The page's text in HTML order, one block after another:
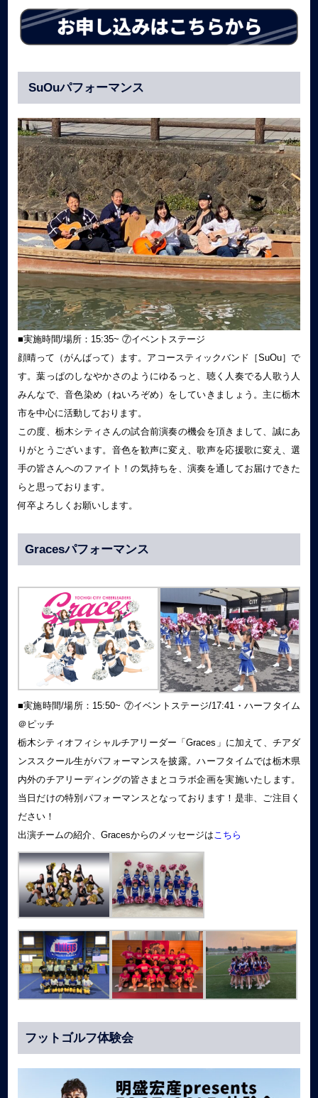
SuOuパフォーマンス
■実施時間/場所：15:35~ ⑦イベントステージ
顔晴って（がんばって）ます。アコースティックバンド［SuOu］で
す。葉っぱのしなやかさのようにゆるっと、聴く人奏でる人歌う人
みんなで、音色染め（ねいろぞめ）をしていきましょう。主に栃木
市を中心に活動しております。
この度、栃木シティさんの試合前演奏の機会を頂きまして、誠にあ
りがとうございます。音色を歓声に変え、歌声を応援歌に変え、選
手の皆さんへのファイト！の気持ちを、演奏を通してお届けできた
らと思っております。
何卒よろしくお願いします。
Gracesパフォーマンス
■実施時間/場所：15:50~ ⑦イベントステージ/17:41・ハーフタイム
＠ピッチ
栃木シティオフィシャルチアリーダー「Graces」に加えて、チアダ
ンススクール生がパフォーマンスを披露。ハーフタイムでは栃木県
内外のチアリーディングの皆さまとコラボ企画を実施いたします。
当日だけの特別パフォーマンスとなっております！是非、ご注目く
ださい！
出演チームの紹介、Gracesからのメッセージはこちら
フットゴルフ体験会